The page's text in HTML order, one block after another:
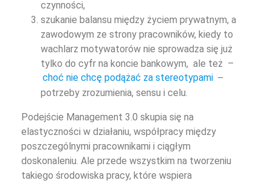
czynności,
szukanie balansu między życiem prywatnym, a
zawodowym ze strony pracowników, kiedy to
wachlarz motywatorów nie sprowadza się już
tylko do cyfr na koncie bankowym, ale też –
choć nie chcę podążać za stereotypami –
potrzeby zrozumienia, sensu i celu.
Podejście Management 3.0 skupia się na
elastyczności w działaniu, współpracy między
poszczególnymi pracownikami i ciągłym
doskonaleniu. Ale przede wszystkim na tworzeniu
takiego środowiska pracy, które wspiera